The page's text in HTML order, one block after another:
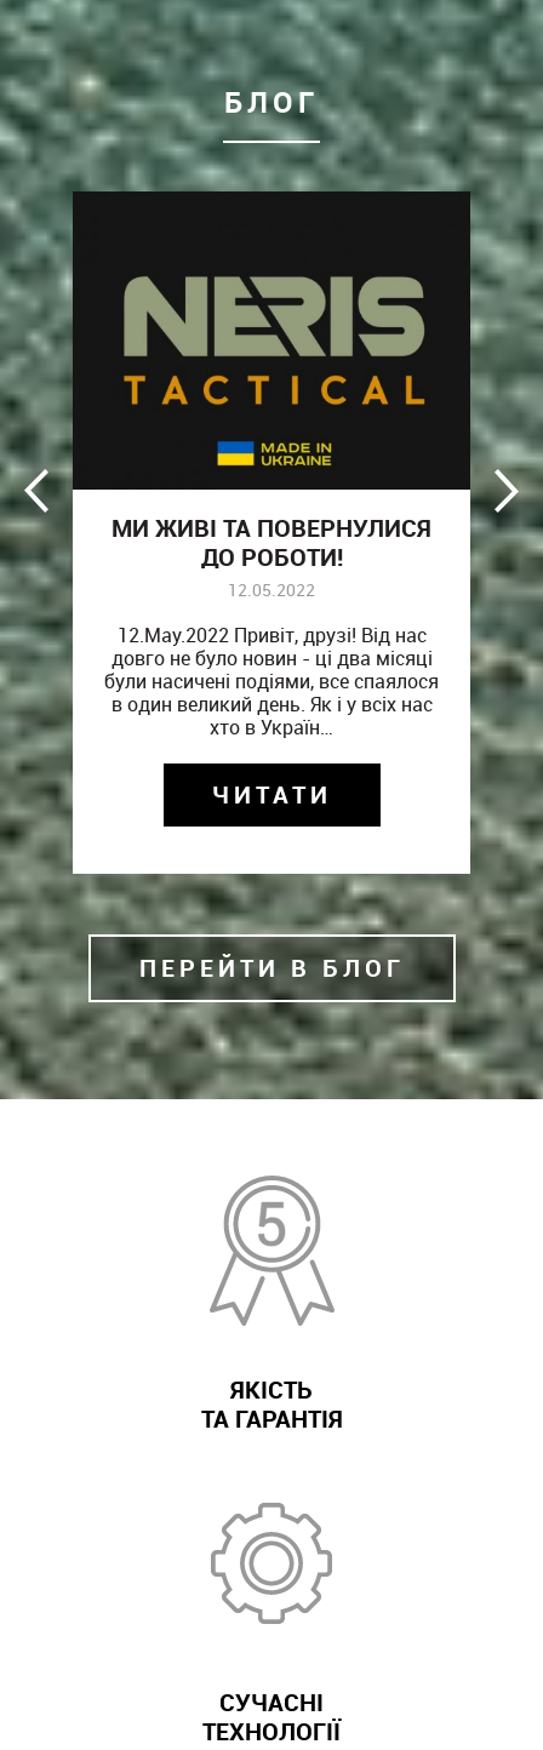
БЛОГ
МИ ЖИВІ ТА ПОВЕРНУЛИСЯ
ДО РОБОТИ!
12.05.2022
12.May.2022 Привіт, друзі! Від нас
довго не було новин - ці два місяці
були насичені подіями, все спаялося
в один великий день. Як і у всіх нас
хто в Україн…
ЧИТАТИ
ПЕРЕЙТИ В БЛОГ
ЯКІСТЬ
ТА ГАРАНТІЯ
СУЧАСНІ
ТЕХНОЛОГІЇ